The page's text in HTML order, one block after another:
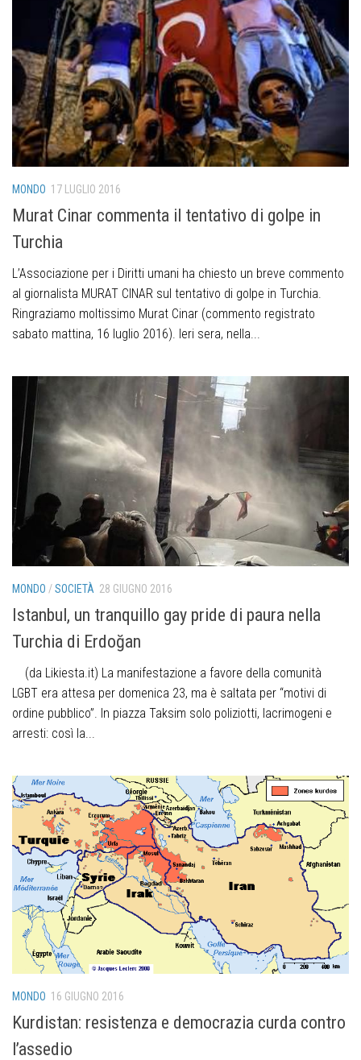
MONDO 17 LUGLIO 2016
Murat Cinar commenta il tentativo di golpe in
Turchia
L’Associazione per i Diritti umani ha chiesto un breve commento
al giornalista MURAT CINAR sul tentativo di golpe in Turchia.
Ringraziamo moltissimo Murat Cinar (commento registrato
sabato mattina, 16 luglio 2016). Ieri sera, nella...
MONDO /SOCIETÀ 28 GIUGNO 2016
Istanbul, un tranquillo gay pride di paura nella
Turchia di Erdoğan
(da Likiesta.it) La manifestazione a favore della comunità
LGBT era attesa per domenica 23, ma è saltata per “motivi di
ordine pubblico”. In piazza Taksim solo poliziotti, lacrimogeni e
arresti: così la...
MONDO 16 GIUGNO 2016
Kurdistan: resistenza e democrazia curda contro
l’assedio